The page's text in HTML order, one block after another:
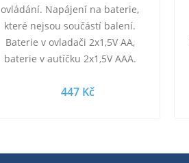
ovládání. Napájení na baterie,
které nejsou součástí balení.
Baterie v ovladači 2x1,5V AA,
baterie v autíčku 2x1,5V AAA.
cm. Velikost…
447 Kč